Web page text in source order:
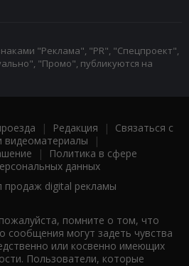
"Реклама", "PR", "Спецпроект",
"Промо", публикуются на
| Редакция | Связаться с
видеоматериалы |
|
Политика в сфере
данных
продаж digital рекламы
помните о том, что
сообщения могут задеть чувства
или косвенно имеющих
Пользователи, которые